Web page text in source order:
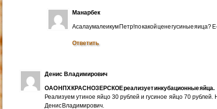
Манарбек
Асалаумалеикум Петр!по какой цене гусиные яица?
Ответить
Денис Владимирович
ОАО НПХ КРАСНОЗЕРСКОЕ реализует инкубационные яйца.
Реализуем утиное яйцо 30 рублей и гусиное яйцо 70
Денис Владимирович.